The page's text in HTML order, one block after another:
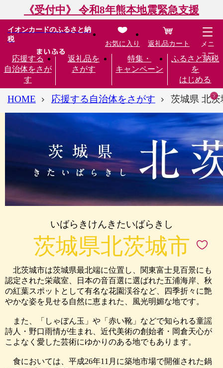
《受付中》 令和8年熊本地震緊急支援
イオンカードのふるさと納
税
応援する
自治体をさが
す
返礼品を
さがす
特集・
キャンペーン
ふるさと納税
を
はじめる
お気に入り 返礼品カート
メニ
ュー
HOME 応援する自治体をさがす 茨城県 北茨
いばらきけんきたいばらきし
茨城県北茨城市
北茨城市は茨城県最北端に位置し、関東富士見百景にも
認定された栄蔵室、日本の音百選に選ばれた五浦海岸、秋
の紅葉スポットとして有名な花園渓谷など、四季折々に艶
やかな姿を見せる自然に恵まれた、風光明媚な地です。
また、「しゃぼん玉」や「赤い靴」などで知られる童謡
詩人・野口雨情が生まれ、近代美術の創始者・岡倉天心が
こよなく愛した芸術にゆかりのある地でもあります。
食においては、平成26年11月に築地市場で開催された鍋